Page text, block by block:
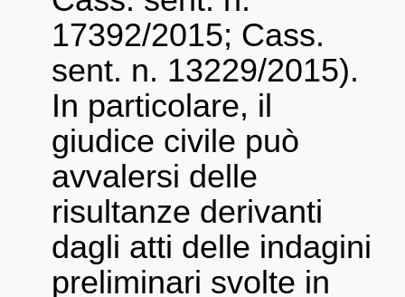
17392/2015; Cass.
sent. n. 13229/2015).
In particolare, il
giudice civile può
avvalersi delle
risultanze derivanti
dagli atti delle indagini
preliminari svolte in